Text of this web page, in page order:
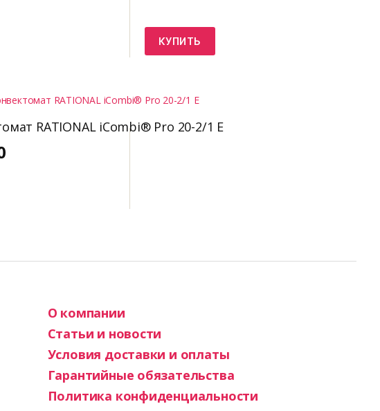
КУПИТЬ
RATIONAL iCombi® Pro 20-2/1 E
О компании
Статьи и новости
Условия доставки и оплаты
Гарантийные обязательства
Политика конфиденциальности